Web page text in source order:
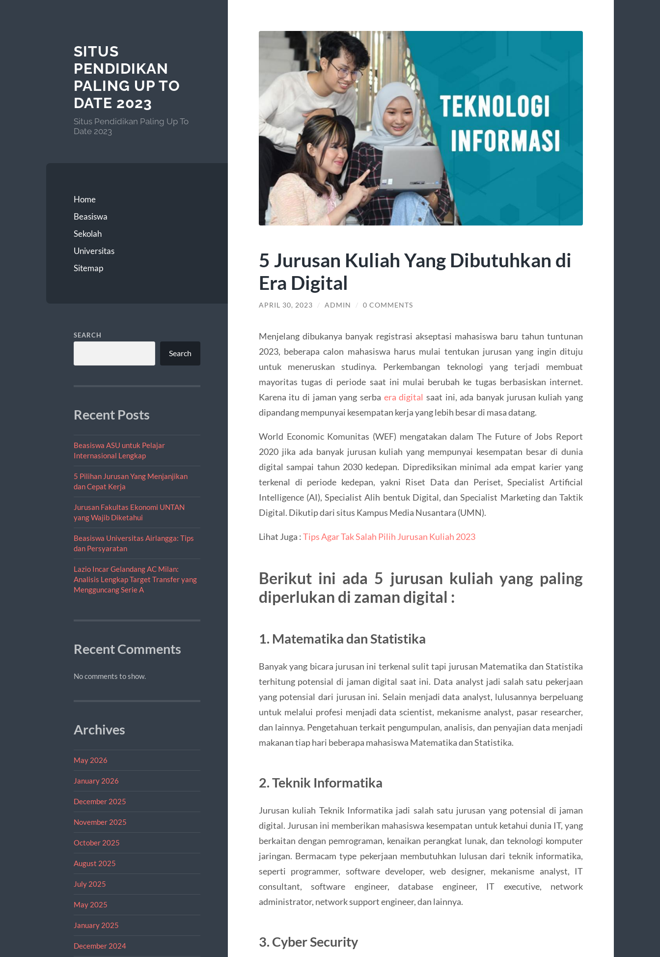
SITUS
PENDIDIKAN
PALING UP TO
DATE 2023
Situs Pendidikan Paling Up To
Date 2023
Home
Beasiswa
Sekolah
Universitas
Sitemap
SEARCH
Search
Recent Posts
Beasiswa ASU untuk Pelajar
Internasional Lengkap
5 Pilihan Jurusan Yang Menjanjikan
dan Cepat Kerja
Jurusan Fakultas Ekonomi UNTAN
yang Wajib Diketahui
Beasiswa Universitas Airlangga: Tips
dan Persyaratan
Lazio Incar Gelandang AC Milan:
Analisis Lengkap Target Transfer yang
Mengguncang Serie A
Recent Comments
No comments to show.
Archives
May 2026
January 2026
December 2025
November 2025
October 2025
August 2025
July 2025
May 2025
January 2025
December 2024
5 Jurusan Kuliah Yang Dibutuhkan di
Era Digital
APRIL 30, 2023 / ADMIN / 0 COMMENTS
Menjelang dibukanya banyak registrasi akseptasi mahasiswa baru tahun tuntunan
2023, beberapa calon mahasiswa harus mulai tentukan jurusan yang ingin dituju
untuk meneruskan studinya. Perkembangan teknologi yang terjadi membuat
mayoritas tugas di periode saat ini mulai berubah ke tugas berbasiskan internet.
Karena itu di jaman yang serba era digital saat ini, ada banyak jurusan kuliah yang
dipandang mempunyai kesempatan kerja yang lebih besar di masa datang.
World Economic Komunitas (WEF) mengatakan dalam The Future of Jobs Report
2020 jika ada banyak jurusan kuliah yang mempunyai kesempatan besar di dunia
digital sampai tahun 2030 kedepan. Diprediksikan minimal ada empat karier yang
terkenal di periode kedepan, yakni Riset Data dan Periset, Specialist Artificial
Intelligence (AI), Specialist Alih bentuk Digital, dan Specialist Marketing dan Taktik
Digital. Dikutip dari situs Kampus Media Nusantara (UMN).
Lihat Juga :Tips Agar Tak Salah Pilih Jurusan Kuliah 2023
Berikut ini ada 5 jurusan kuliah yang paling
diperlukan di zaman digital :
1. Matematika dan Statistika
Banyak yang bicara jurusan ini terkenal sulit tapi jurusan Matematika dan Statistika
terhitung potensial di jaman digital saat ini. Data analyst jadi salah satu pekerjaan
yang potensial dari jurusan ini. Selain menjadi data analyst, lulusannya berpeluang
untuk melalui profesi menjadi data scientist, mekanisme analyst, pasar researcher,
dan lainnya. Pengetahuan terkait pengumpulan, analisis, dan penyajian data menjadi
makanan tiap hari beberapa mahasiswa Matematika dan Statistika.
2. Teknik Informatika
Jurusan kuliah Teknik Informatika jadi salah satu jurusan yang potensial di jaman
digital. Jurusan ini memberikan mahasiswa kesempatan untuk ketahui dunia IT, yang
berkaitan dengan pemrograman, kenaikan perangkat lunak, dan teknologi komputer
jaringan. Bermacam type pekerjaan membutuhkan lulusan dari teknik informatika,
seperti programmer, software developer, web designer, mekanisme analyst, IT
consultant, software engineer, database engineer, IT executive, network
administrator, network support engineer, dan lainnya.
3. Cyber Security